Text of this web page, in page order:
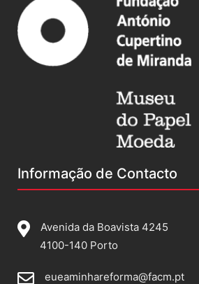
Informação de Contacto
Avenida da Boavista 4245
4100-140 Porto
eueaminhareforma@facm.pt